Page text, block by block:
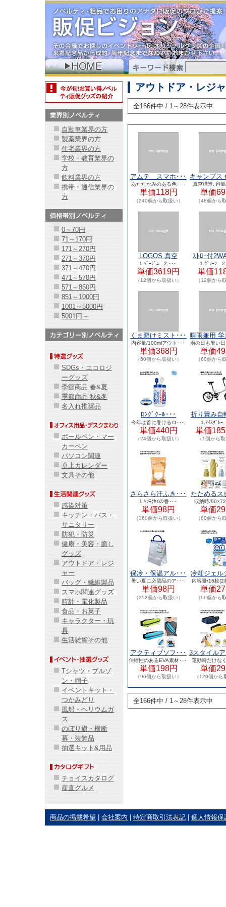
アウトドア・レジ
全166件中 / 1～28件表示中
アムテ スマホ･･･
あたたかみのある色･･･
単価118円
（240個から取扱い）
キャンプス
真空構造､容
単価
（48個から
LOGOS 真空
｢温････
1.ﾍﾞｰｼﾞｭ 2.･･･
単価3619円
（12個から取扱い）
ｽﾄﾛｰ付
1.ｸﾞﾘｰﾝ
単価
（12個から
くま避けミスト･･･
内容量/100mlアウト･･･
単価368円
（50個から取扱い）
晴雨兼用 学
雨の日も暑い
単価
（60個から
ﾛﾝｸﾞｸｰﾙ･･･
今年は首に巻けるロ･･･
単価440円
（24個から取扱い）
折り畳み自
1.ｱｲｽｸﾞﾚ
単価
（1個から
さらさら汗ふき･･･
1.ｷﾝﾓｸｾｲの香･･･
単価98円
（360個から取扱い）
たためるス
収納時/
単価
（80個から
保冷・保温アル･･･
暑い夏に必需品のア･･･
単価98円
（252個から取扱い）
冷却ジェル
内容量/16枚(2
単価
（96個から
アクティブソフ･･･
伸縮性のあるEVA素材･･･
単価198円
（96個から取扱い）
3スタイル
運動時だけな
単価
（120個から
全166件中 / 1～28件表示中
自動車業界の方
製薬業界の方
住宅業界の方
学校・教育業界の
方
飲料業界の方
携帯・通信業界の
方
0～70円
71～170円
171～270円
271～370円
371～470円
471～570円
571～850円
851～1000円
1001～5000円
5001円～
SDGs・エコロジ
ーグッズ
季節商品 春&夏
季節商品 秋&冬
名入れ推奨品
ボールペン・マー
カーペン
パソコン関連
卓上カレンダー
文具その他
感染対策
キッチン・バス・
サニタリー
防犯・防災
健康・美容・癒し
グッズ
アウトドア・レジ
ャー
バッグ・繊維製品
スマホ関連グッズ
時計・電化製品
食品・お菓子
キャラクター・玩
具
生活雑貨その他
Tシャツ・ブルゾ
ン・帽子
イベントキット・
つかみどり
風船・ヘリウムガ
ス
のぼり旗・横断
幕・装飾品
抽選キット&用品
チョイスカタログ
産直グルメ
商品の掲載希望 会社案内 特定商取引法表記 個人情報保